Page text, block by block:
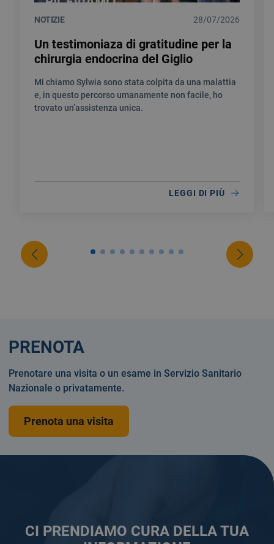
NOTIZIE 28/07/2026
Un testimoniaza di gratitudine per la
chirurgia endocrina del Giglio
Mi chiamo Sylwia sono stata colpita da una malattia
e, in questo percorso umanamente non facile, ho
trovato un’assistenza unica.
LEGGI DI PIÙ
CI PRENDIAMO CURA DELLA TUA
PRENOTA
Prenotare una visita o un esame in Servizio Sanitario
Nazionale o privatamente.
Prenota una visita